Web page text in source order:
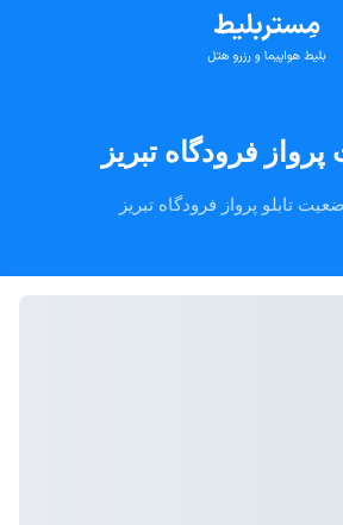
پرواز فرودگاه تبریز
تابلو پرواز فرودگاه تبریز